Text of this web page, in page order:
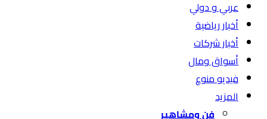
عربي و دولي
أخبار رياضية
أخبار شركات
أسواق ومال
فيديو منوع
المزيد
فن ومشاهير